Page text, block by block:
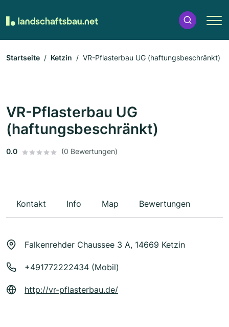
Startseite Ketzin VR-Pflasterbau UG (haftungsbeschränkt)
VR-Pflasterbau UG
(haftungsbeschränkt)
0.0 (0 Bewertungen)
Kontakt Info Map Bewertungen
Falkenrehder Chaussee 3 A, 14669 Ketzin
+491772222434 (Mobil)
http://vr-pflasterbau.de/